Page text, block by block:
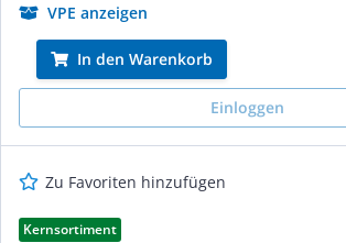
VPE anzeigen
In den Warenkorb
Einloggen
Zu Favoriten hinzufügen
Kernsortiment